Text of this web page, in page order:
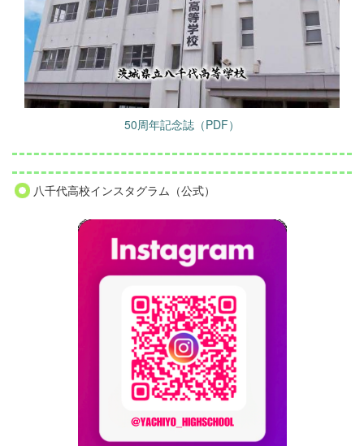
50周年記念誌（PDF）
八千代高校インスタグラム（公式）